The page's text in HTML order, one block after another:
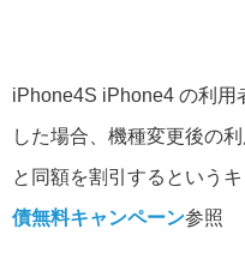
iPhone4S iPhone4 の利用
した場合、機種変更後の
と同額を割引するという
債無料キャンペーン参照